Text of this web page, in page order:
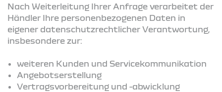
Nach Weiterleitung Ihrer Anfrage verarbeitet der
Händler Ihre personenbezogenen Daten in
eigener datenschutzrechtlicher Verantwortung,
insbesondere zur:
weiteren Kunden und Servicekommunikation
Angebotserstellung
Vertragsvorbereitung und -abwicklung